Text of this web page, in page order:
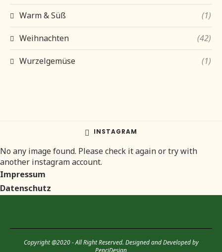
Warm & Süß (1)
Weihnachten (42)
Wurzelgemüse (1)
INSTAGRAM
No any image found. Please check it again or try with
another instagram account.
Impressum
Datenschutz
Copyright @2020 - All Right Reserved. Designed and Developed by